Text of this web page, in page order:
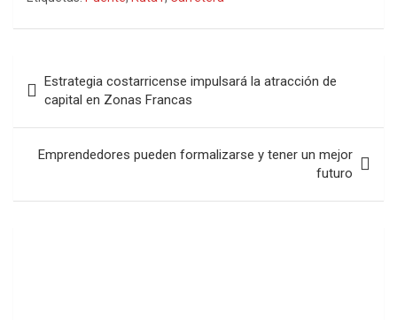
de
entradas
Estrategia costarricense impulsará la atracción de
capital en Zonas Francas
Emprendedores pueden formalizarse y tener un mejor
futuro